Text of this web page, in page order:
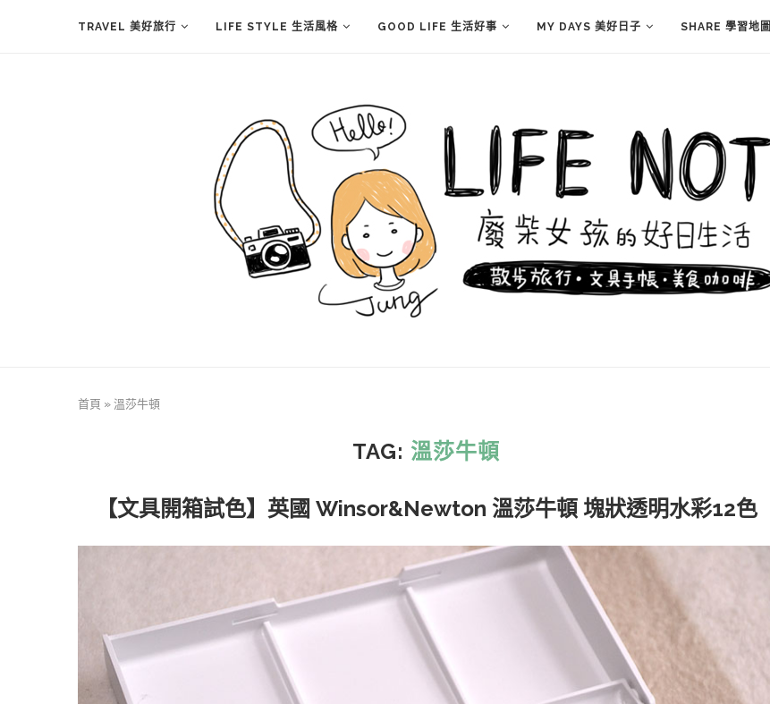
TRAVEL 美好旅行 LIFE STYLE 生活風格 GOOD LIFE 生活好事 MY DAYS 美好日子 SHARE 學習地圖
首頁 » 溫莎牛頓
TAG: 溫莎牛頓
【文具開箱試色】英國 Winsor&Newton 溫莎牛頓 塊狀透明水彩12色